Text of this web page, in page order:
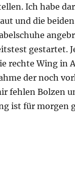
Ich habe
und die
gestartet.
rechte Wing in
der noch
fehlen Bolzen
ist für morgen